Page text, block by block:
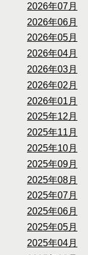
2026年07月
2026年06月
2026年05月
2026年04月
2026年03月
2026年02月
2026年01月
2025年12月
2025年11月
2025年10月
2025年09月
2025年08月
2025年07月
2025年06月
2025年05月
2025年04月